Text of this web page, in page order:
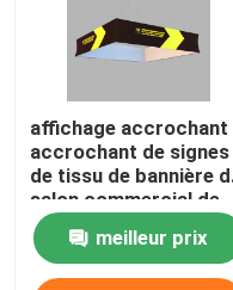
Affichage
Sautez l'affichage
Trade Show Hanging
Support de bannière
affichage accrochant
accrochant de signes
de tissu de bannière
salon commercial de
triangle de place de
240x120x48in
meilleur prix